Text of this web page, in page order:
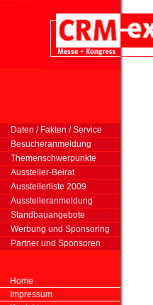
Daten / Fakten / Service
Besucheranmeldung
Themenschwerpunkte
Aussteller-Beirat
Ausstellerliste 2009
Ausstelleranmeldung
Standbauangebote
Werbung und Sponsoring
Partner und Sponsoren
Home
Impressum